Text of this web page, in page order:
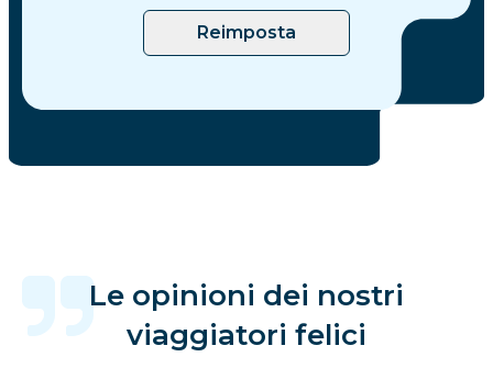
Reimposta
Le opinioni dei nostri
viaggiatori felici